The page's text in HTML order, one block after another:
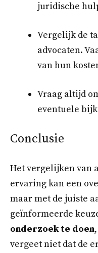
juridische
Vergelijk de
advocaten.
van hun
Vraag altijd
eventuele
Conclusie
Het vergelijken van
ervaring kan een
maar met de juiste
geïnformeerde
onderzoek te doen
vergeet niet dat de